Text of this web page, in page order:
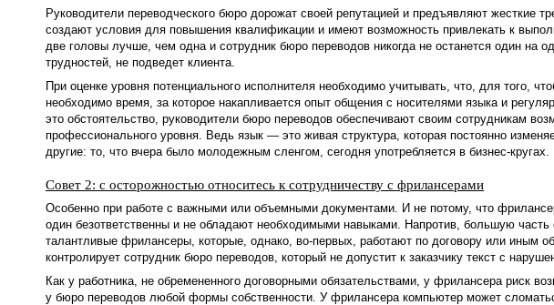
Руководители переводческого бюро дорожат своей репутацией и предъявляют жесткие
создают условия для повышения квалификации и имеют возможность привлекать к
две головы лучше, чем одна и сотрудник бюро переводов никогда не останется один на
трудностей, не подведет клиента.
При оценке уровня потенциального исполнителя необходимо учитывать, что, для того,
необходимо время, за которое накапливается опыт общения с носителями языка и
это обстоятельство, руководители бюро переводов обеспечивают своим сотрудникам
профессионального уровня. Ведь язык — это живая структура, которая постоянно
другие: то, что вчера было молодежным сленгом, сегодня употребляется в бизнес-кругах.
Совет 2: с осторожностью относитесь к сотрудничеству с фрилансерами
Особенно при работе с важными или объемными документами. И не потому, что
один безответственны и не обладают необходимыми навыками. Напротив, большую
талантливые фрилансеры, которые, однако, во-первых, работают по договору или иным
контролирует сотрудник бюро переводов, который не допустит к заказчику текст с
Как у работника, не обремененного договорными обязательствами, у фрилансера риск
у бюро переводов любой формы собственности. У фрилансера компьютер может